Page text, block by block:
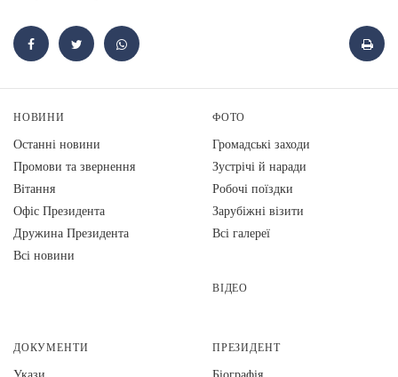
НОВИНИ
Останні новини
Промови та звернення
Вiтання
Офіс Президента
Дружина Президента
Всі новини
ФОТО
Громадські заходи
Зустрічі й наради
Робочі поїздки
Зарубіжні візити
Всі галереї
ВІДЕО
ДОКУМЕНТИ ПРЕЗИДЕНТ